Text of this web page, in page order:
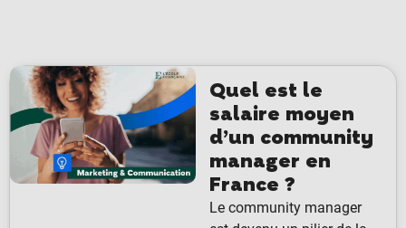
Quel est le
salaire moyen
d’un community
manager en
France ?
Le community manager